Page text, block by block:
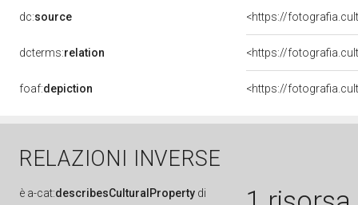
dc:source <https://
dcterms:relation <https://
foaf:depiction
RELAZIONI INVERSE
è a-cat:describesCulturalProperty di